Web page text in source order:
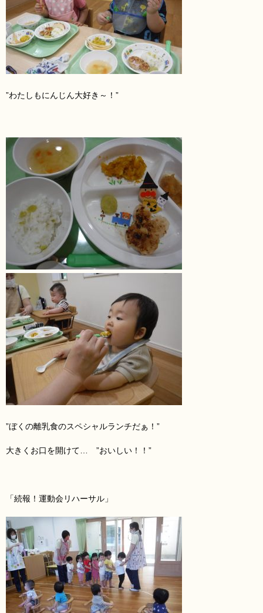
”わたしもにんじん大好き～！”
”ぼくの離乳食のスペシャルランチだぁ！”
大きくお口を開けて… ”おいしい！！”
「続報！運動会リハーサル」